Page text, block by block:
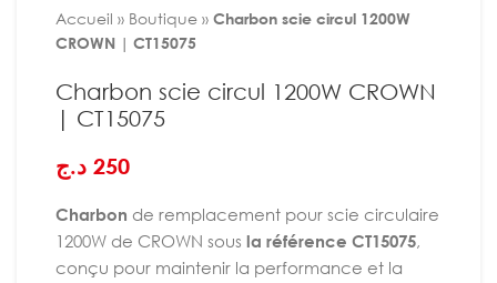
Accueil » Boutique » Charbon scie circul 1200W
CROWN | CT15075
Charbon scie circul 1200W CROWN
| CT15075
250 د.ج
Charbon de remplacement pour scie circulaire
1200W de CROWN sous la référence CT15075,
conçu pour maintenir la performance et la